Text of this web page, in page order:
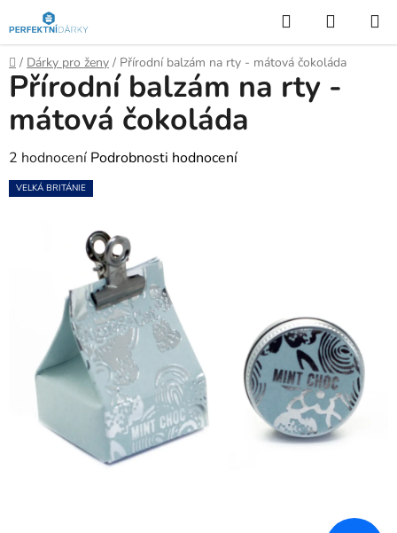
na
obsah
Hledat
KOŠÍK
Domů
/ Dárky pro ženy / Přírodní balzám na rty - mátová čokoláda
Přírodní balzám na rty -
mátová čokoláda
Průměrné
hodnocení
hvězdiček.
2 hodnocení Podrobnosti hodnocení
VELKÁ BRITÁNIE